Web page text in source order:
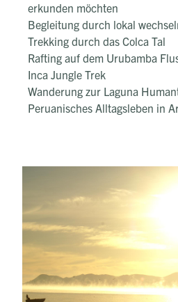
erkunden möchten
Begleitung durch lokal
Trekking durch das Colca Tal
Rafting auf dem Urubamba
Inca Jungle Trek
Wanderung zur Laguna
Peruanisches Alltagsleben in